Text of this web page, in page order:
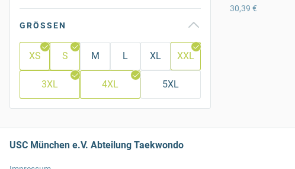
GRÖSSEN
XS S M L XL XXL
3XL 4XL 5XL
30,39 €
USC München e.V. Abteilung Taekwondo